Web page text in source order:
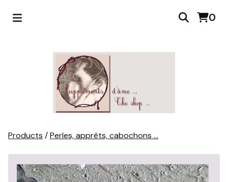
0
Products /Perles, apprêts, cabochons ...